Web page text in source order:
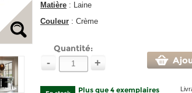
Matière : Laine
Couleur : Crème
Quantité:
- +
Plus que 4 exemplaires